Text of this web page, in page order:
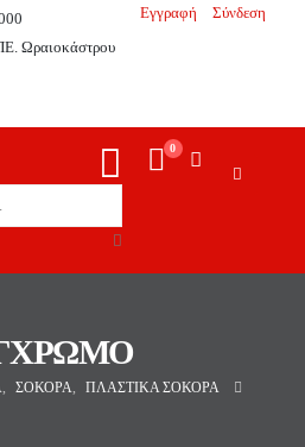
Ωραιοκάστρου
Εγγραφή Σύνδεση
0
, ΣΌΚΟΡΑ,
ΠΛΑΣΤΙΚΆ ΣΌΚΟΡΑ